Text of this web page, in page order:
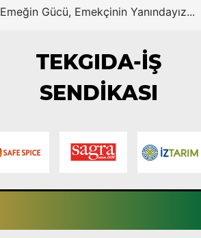
Emeğin Gücü, Emekçinin Yanındayız...
TEKGIDA-İŞ
SENDİKASI